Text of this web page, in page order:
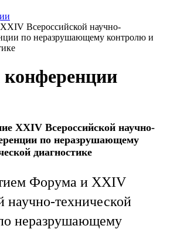
Всероссийской научно-
по неразрушающему контролю и
XXIV Всероссийской научно-
по неразрушающему
диагностике
Форума и XXIV
научно-технической
неразрушающему